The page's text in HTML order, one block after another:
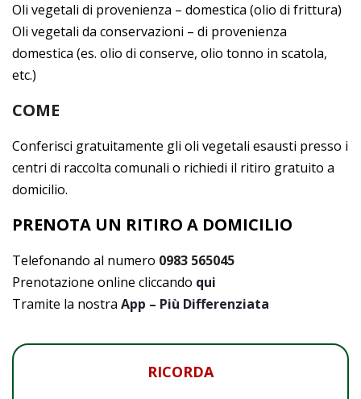
Oli vegetali di provenienza – domestica (olio di frittura)
Oli vegetali da conservazioni – di provenienza
domestica (es. olio di conserve, olio tonno in scatola,
etc.)
COME
Conferisci gratuitamente gli oli vegetali esausti presso i
centri di raccolta comunali o richiedi il ritiro gratuito a
domicilio.
PRENOTA UN RITIRO A DOMICILIO
Telefonando al numero 0983 565045
Prenotazione online cliccando qui
Tramite la nostra App – Più Differenziata
RICORDA